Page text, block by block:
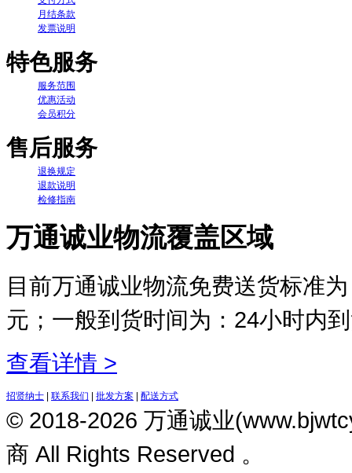
月结条款
发票说明
特色服务
服务范围
优惠活动
会员积分
售后服务
退换规定
退款说明
检修指南
万通诚业物流覆盖区域
目前万通诚业物流免费送货标准
元；一般到货时间为：24小时内
查看详情 >
招贤纳士 | 联系我们 | 批发方案 | 配送方式
© 2018-2026 万通诚业
商 All Rights Reserved 。